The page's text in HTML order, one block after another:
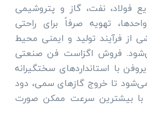
فولاد، نفت، گاز و پتروشیمی
تهویه صرفاً برای راحتی
از فرآیند تولید و ایمنی محیط
فروش اگزاست فن صنعتی
با استانداردهای سختگیرانه
تا خروج گازهای سمی، دود
با بیشترین سرعت ممکن صورت